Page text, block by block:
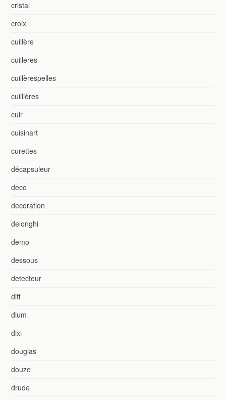
cristal
croix
cuillère
cuilleres
cuillèrespelles
cuillières
cuir
cuisinart
curettes
décapsuleur
deco
decoration
delonghi
demo
dessous
detecteur
diff
dium
dixi
douglas
douze
drude